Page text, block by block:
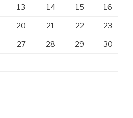
13 14 15 16
20 21 22 23
27 28 29 30